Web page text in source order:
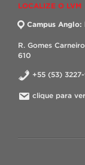
LOCALIZE O LVM
Campus
R. Gomes
610
+55 (53)
clique para